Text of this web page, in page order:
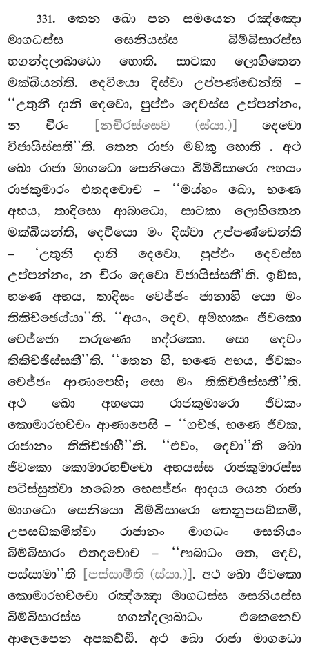
331. තෙනඛො පන සමයෙන රඤ්ඤො
මාගධස්ස සෙනියස්ස බිම්බිසාරස්ස
භගන්දලාබාධො හොති. සාටකා ලොහිතෙන
මක්ඛියන්ති. දෙවියො දිස්වා උප්පණ්ඩෙන්ති –
‘‘උතුනී දානි දෙවො, පුප්ඵං දෙවස්ස උප්පන්නං,
න චිරං
[නචිරස්සෙව (ස්යා.)]
දෙවො
විජායිස්සතී’’ති. තෙන රාජා මඞ්කු හොති. අථ
ඛො රාජා මාගධො සෙනියො බිම්බිසාරො අභයං
රාජකුමාරං එතදවොච – ‘‘මය්හං ඛො, භණෙ
අභය, තාදිසො ආබාධො, සාටකා ලොහිතෙන
මක්ඛියන්ති, දෙවියො මං දිස්වා උප්පණ්ඩෙන්ති
– ‘උතුනී දානි දෙවො, පුප්ඵං දෙවස්ස
උප්පන්නං, න චිරං දෙවො විජායිස්සතී’ති. ඉඞ්ඝ,
භණෙ අභය, තාදිසං වෙජ්ජං ජානාහි යො මං
තිකිච්ඡෙය්යා’’ති. ‘‘අයං, දෙව, අම්හාකං ජීවකො
වෙජ්ජො තරුණො භද්රකො. සො දෙවං
තිකිච්ඡිස්සතී’’ති. ‘‘තෙන හි, භණෙ අභය, ජීවකං
වෙජ්ජං ආණාපෙහි; සො මං තිකිච්ඡිස්සතී’’ති.
අථ ඛො අභයො රාජකුමාරො ජීවකං
කොමාරභච්චං ආණාපෙසි – ‘‘ගච්ඡ, භණෙ ජීවක,
රාජානං තිකිච්ඡාහී’’ති. ‘‘එවං, දෙවා’’ති ඛො
ජීවකො කොමාරභච්චො අභයස්ස රාජකුමාරස්ස
පටිස්සුත්වා නඛෙන භෙසජ්ජං ආදාය යෙන රාජා
මාගධො සෙනියො බිම්බිසාරො තෙනුපසඞ්කමි,
උපසඞ්කමිත්වා රාජානං මාගධං සෙනියං
බිම්බිසාරං එතදවොච – ‘‘ආබාධං තෙ, දෙව,
පස්සාමා’’ති [පස්සාමීති (ස්යා.)]. අථ ඛො ජීවකො
කොමාරභච්චො රඤ්ඤො මාගධස්ස සෙනියස්ස
බිම්බිසාරස්ස භගන්දලාබාධං එකෙනෙව
ආලෙපෙන අපකඩ්ඪි. අථ ඛො රාජා මාගධො